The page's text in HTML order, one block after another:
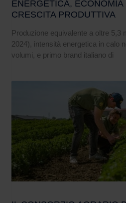
ENERGETICA,
CRESCITA PRODUTTIVA
Produzione equivalente a oltre 5,3
2024), intensità energetica in calo
volumi, e primo brand italiano di